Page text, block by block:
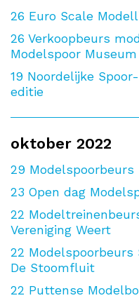
26 Euro Scale
26 Verkoopbeurs
Modelspoor
19 Noordelijke
editie
oktober 2022
29 Modelspoorbeurs
23 Open dag
22
Vereniging Weert
22
De Stoomfluit
22 Puttense